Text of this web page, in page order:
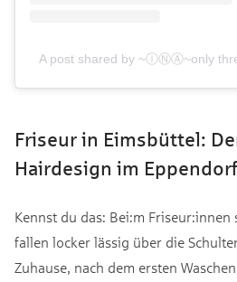
A post shared by ~ⒾⓃⒶ~only
Friseur in Eimsbüttel:
Hairdesign im
Kennst du das: Bei:m Friseur:innen
fallen locker lässig über die
Zuhause, nach dem ersten